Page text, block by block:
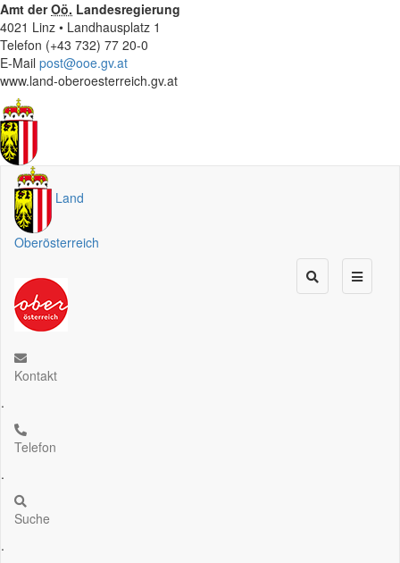
Amt derOö. Landesregierung
4021 Linz • Landhausplatz 1
Telefon (+43 732) 77 20-0
E-Mail post@ooe.gv.at
www.land-oberoesterreich.gv.at
Land
Oberösterreich
Kontakt
.
Telefon
.
Suche
.